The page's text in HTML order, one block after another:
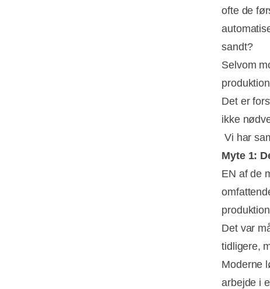
ofte de
sandt?
Selvom
Det er
ikke
Vi har
Myte 1:
EN af de
Det var
tidligere,
Moderne
arbejde i